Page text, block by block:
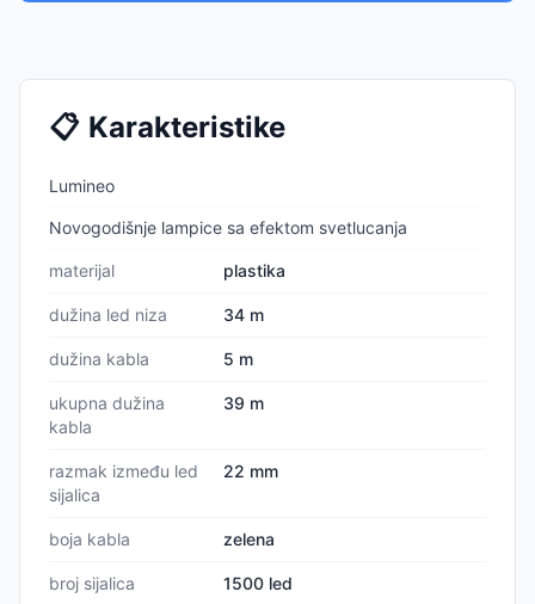
📋 Karakteristike
Lumineo
Novogodišnje lampice sa efektom svetlucanja
materijal plastika
dužina led niza 34 m
dužina kabla 5 m
ukupna dužina
kabla
39 m
razmak između led
sijalica
22 mm
boja kabla zelena
broj sijalica 1500 led